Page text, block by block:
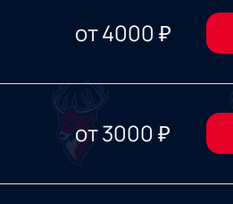
от4000 ₽
от3000 ₽